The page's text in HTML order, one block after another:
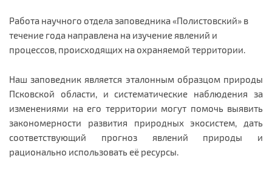
Работа научного отдела заповедника «Полистовский» в
течение года направлена на изучение явлений и
процессов, происходящих на охраняемой территории.
Наш заповедник является эталонным образцом природы
Псковской области, и систематические наблюдения за
изменениями на его территории могут помочь выявить
закономерности развития природных экосистем, дать
соответствующий прогноз явлений природы и
рационально использовать её ресурсы.